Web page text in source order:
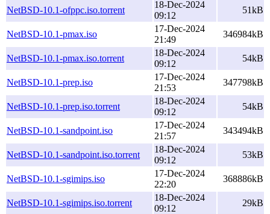
NetBSD-10.1-ofppc.iso.torrent
18-Dec-2024
09:12
51kB
NetBSD-10.1-pmax.iso
17-Dec-2024
21:49
346984kB
NetBSD-10.1-pmax.iso.torrent
18-Dec-2024
09:12
54kB
NetBSD-10.1-prep.iso
17-Dec-2024
21:53
347798kB
NetBSD-10.1-prep.iso.torrent
18-Dec-2024
09:12
54kB
NetBSD-10.1-sandpoint.iso
17-Dec-2024
21:57
343494kB
NetBSD-10.1-sandpoint.iso.torrent
18-Dec-2024
09:12
53kB
NetBSD-10.1-sgimips.iso
17-Dec-2024
22:20
368886kB
NetBSD-10.1-sgimips.iso.torrent
18-Dec-2024
09:12
29kB